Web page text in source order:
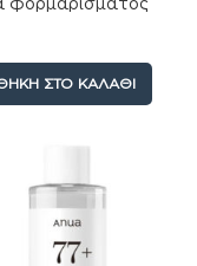
ΣΤΟ ΚΑΛΆΘΙ